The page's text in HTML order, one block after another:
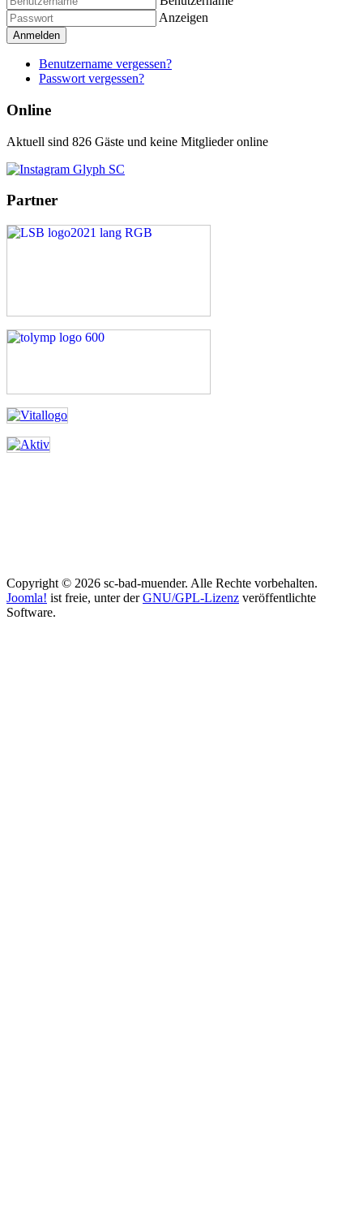
Anzeigen
Anmelden
Benutzername vergessen?
Passwort vergessen?
Online
Aktuell sind 826 Gäste und keine Mitglieder online
Partner
Copyright © 2026 sc-bad-muender. Alle Rechte vorbehalten.
Joomla! ist freie, unter derGNU/GPL-Lizenz veröffentlichte
Software.